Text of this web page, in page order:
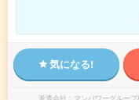
気になる!